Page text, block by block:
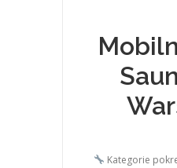
Kategorie